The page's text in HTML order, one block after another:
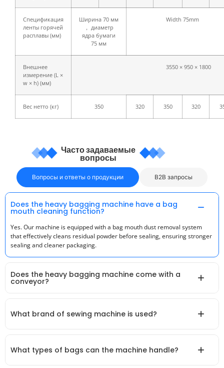
Спецификация
ленты горячей
расплавы (мм)
Ширина 70 мм
， диаметр
ядра бумаги
75 мм
Width 75mm
Внешнее
измерение (L ×
w × h) (мм)
3550 × 950 × 1800
Вес нетто (кг) 350 320 350 320
Часто задаваемые
вопросы
Вопросы и ответы о продукции B2B запросы
Does the heavy bagging machine have a bag
mouth cleaning function?
Yes. Our machine is equipped with a bag mouth dust removal system
that effectively cleans residual powder before sealing, ensuring stronger
sealing and cleaner packaging.
Does the heavy bagging machine come with a
conveyor?
What brand of sewing machine is used?
What types of bags can the machine handle?